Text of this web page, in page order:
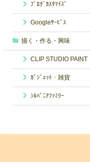
ﾌﾞﾛｸﾞｶｽﾀﾏｲｽﾞ
Googleｻｰﾋﾞｽ
描く・作る・興味
CLIP STUDIO PAINT
ｶﾞｼﾞｪｯﾄ・雑貨
ｼﾙﾊﾞﾆｱﾌｧﾐﾘｰ